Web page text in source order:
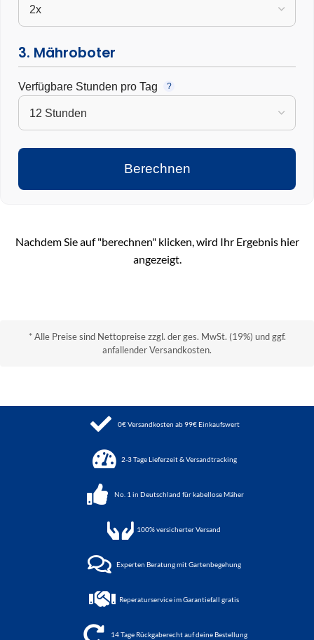
3. Mähroboter
Verfügbare Stunden pro Tag ?
Berechnen
Nachdem Sie auf "berechnen" klicken, wird Ihr Ergebnis hier
angezeigt.
* Alle Preise sind Nettopreise zzgl. der ges. MwSt. (19%) und ggf.
anfallender Versandkosten.
0€ Versandkosten ab 99€ Einkaufswert
2-3 Tage Lieferzeit & Versandtracking
No. 1 in Deutschland für kabellose Mäher
100%versicherter Versand
Experten Beratung mit Gartenbegehung
Reperaturservice im Garantiefall gratis
14 Tage Rückgaberecht auf deine Bestellung